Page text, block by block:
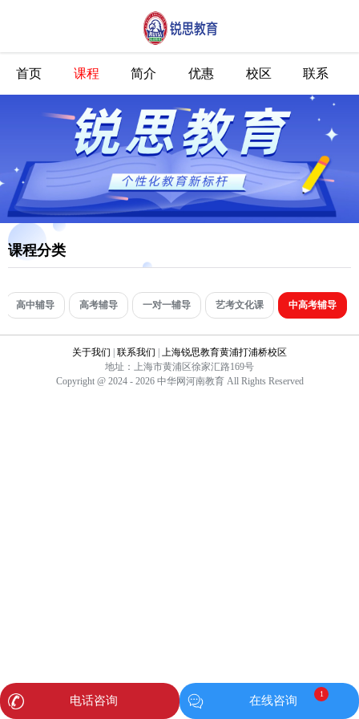
首页 课程 简介 优惠 校区 联系
课程分类
高中辅导 高考辅导 一对一辅导 艺考文化课 中高考辅导
关于我们 联系我们
上海锐思教育黄浦打浦桥校区
地址：上海市黄浦区徐家汇路169号
Copyright @ 2024 - 2026 中华网河南教育 All Rights Reserved
电话咨询 在线咨询
1